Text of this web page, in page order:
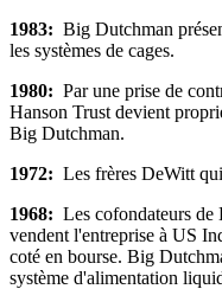
1983: Big Dutchman
les systèmes de cages.
1980: Par une prise de
Hanson Trust devient
Big Dutchman.
1972: Les frères DeWitt
1968: Les cofondateurs
vendent l'entreprise à US
coté en bourse. Big
système d'alimentation